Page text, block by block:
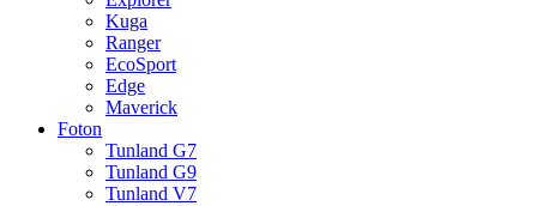
Kuga
Ranger
EcoSport
Edge
Maverick
Foton
Tunland G7
Tunland G9
Tunland V7